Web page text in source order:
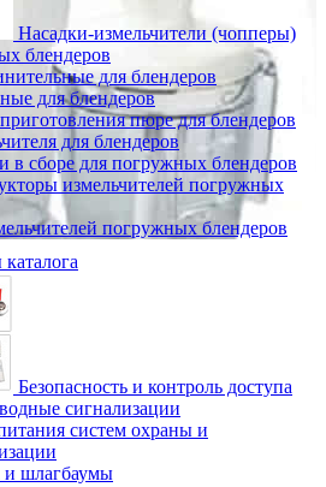
Насадки-измельчители (чопперы)
блендеров
для блендеров
для блендеров
пюре для блендеров
для блендеров
в сборе для погружных блендеров
измельчителей погружных
погружных блендеров
Безопасность и контроль доступа
сигнализации
систем охраны и
и шлагбаумы